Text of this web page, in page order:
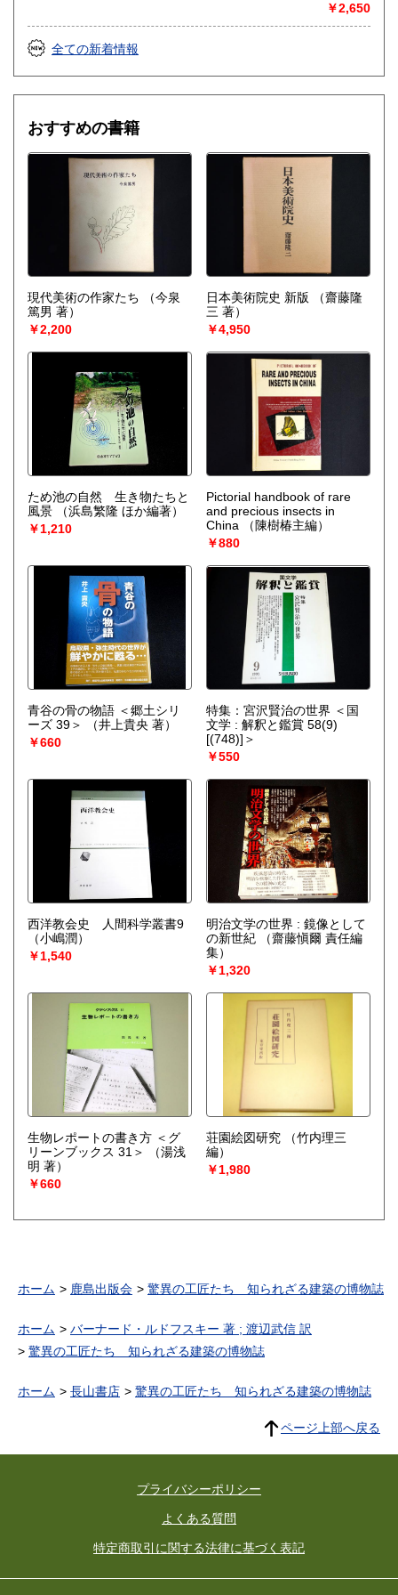
￥2,650
全ての新着情報
おすすめの書籍
現代美術の作家たち
（今泉
篤男 著）
￥2,200
日本美術院史 新版
（齋藤隆
三 著）
￥4,950
ため池の自然 生き物たちと
風景
（浜島繁隆 ほか編著）
￥1,210
Pictorial handbook of rare
and precious insects in
China
（陳樹椿主編）
￥880
青谷の骨の物語 ＜郷土シリ
ーズ 39＞
（井上貴央 著）
￥660
特集：宮沢賢治の世界 ＜国
文学 : 解釈と鑑賞 58(9)
[(748)]＞
￥550
西洋教会史 人間科学叢書9
（小嶋潤）
￥1,540
明治文学の世界 : 鏡像として
の新世紀
（齋藤愼爾 責任編
集）
￥1,320
生物レポートの書き方 ＜グ
リーンブックス 31＞
（湯浅
明 著）
￥660
荘園絵図研究
（竹内理三
編）
￥1,980
ホーム 鹿島出版会 驚異の工匠たち 知られざる建築の博物誌
ホーム
バーナード・ルドフスキー 著 ; 渡辺武信 訳
驚異の工匠たち 知られざる建築の博物誌
ホーム 長山書店 驚異の工匠たち 知られざる建築の博物誌
ページ上部へ戻る
プライバシーポリシー
よくある質問
特定商取引に関する法律に基づく表記